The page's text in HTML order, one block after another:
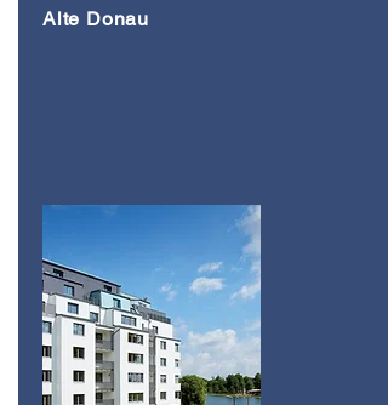
Alte Donau